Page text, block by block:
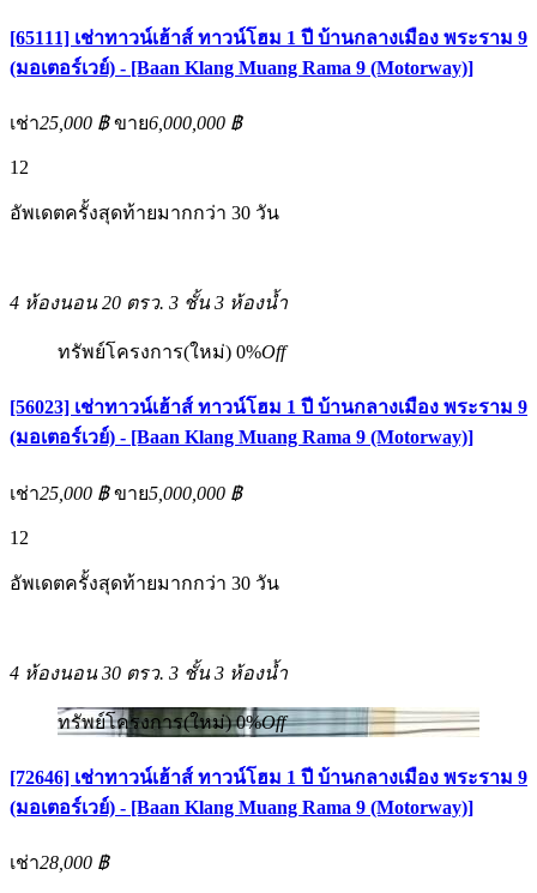
[65111] เช่าทาวน์เฮ้าส์ ทาวน์โฮม 1 ปี บ้านกลางเมือง พระราม 9
(มอเตอร์เวย์) - [Baan Klang Muang Rama 9 (Motorway)]
เช่า25,000 ฿ ขาย6,000,000 ฿
12
อัพเดตครั้งสุดท้ายมากกว่า 30 วัน
4 ห้องนอน 20 ตรว. 3 ชั้น 3 ห้องน้ำ
ทรัพย์โครงการ(ใหม่) 0%Off
[56023] เช่าทาวน์เฮ้าส์ ทาวน์โฮม 1 ปี บ้านกลางเมือง พระราม 9
(มอเตอร์เวย์) - [Baan Klang Muang Rama 9 (Motorway)]
เช่า25,000 ฿ ขาย5,000,000 ฿
12
อัพเดตครั้งสุดท้ายมากกว่า 30 วัน
4 ห้องนอน 30 ตรว. 3 ชั้น 3 ห้องน้ำ
ทรัพย์โครงการ(ใหม่) 0%Off
[72646] เช่าทาวน์เฮ้าส์ ทาวน์โฮม 1 ปี บ้านกลางเมือง พระราม 9
(มอเตอร์เวย์) - [Baan Klang Muang Rama 9 (Motorway)]
เช่า28,000 ฿